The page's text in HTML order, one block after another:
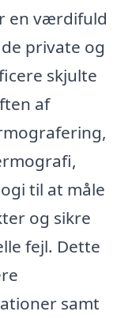
en værdifuld
private og
skjulte
af
til at måle
og sikre
fejl. Dette
samt